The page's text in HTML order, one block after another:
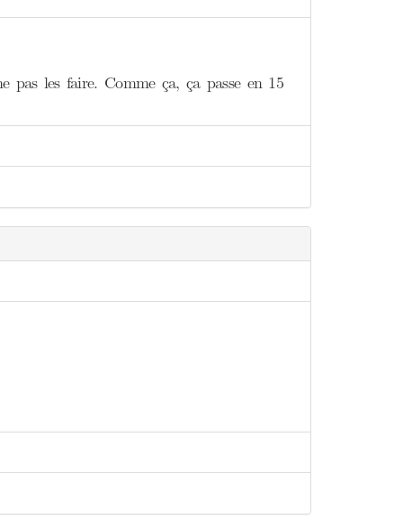
les faire. Comme ça, ça passe en 15